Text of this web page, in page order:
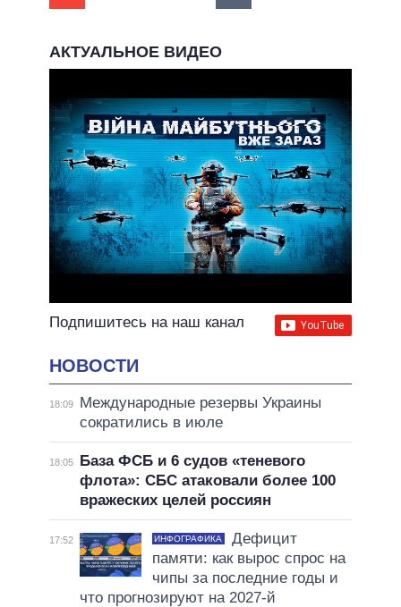
АКТУАЛЬНОЕ ВИДЕО
Подпишитесь на наш канал
НОВОСТИ
18:09
Международные резервы Украины
сократились в июле
18:05
База ФСБ и 6 судов «теневого
флота»: СБС атаковали более 100
вражеских целей россиян
17:52 ИНФОГРАФИКА
Дефицит
памяти: как вырос спрос на
чипы за последние годы и
что прогнозируют на 2027-й